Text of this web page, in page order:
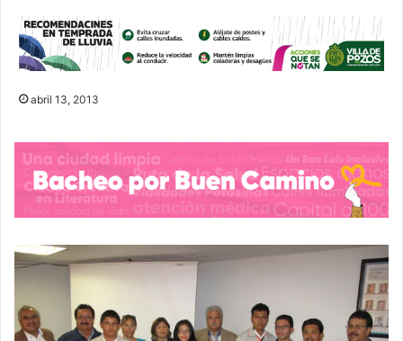
abril 13, 2013